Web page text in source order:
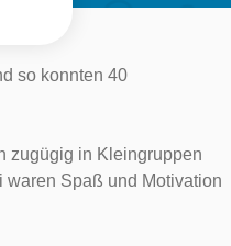
so konnten 40
zugügig in Kleingruppen
waren Spaß und Motivation